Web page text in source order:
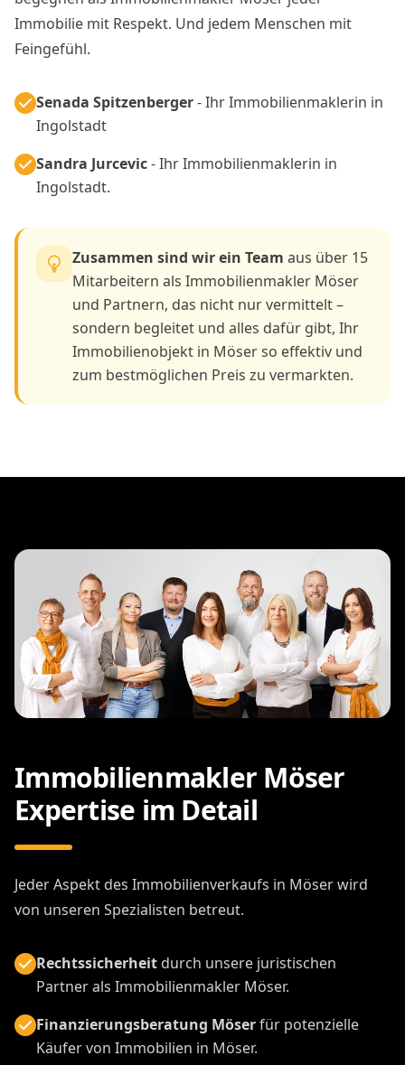
Immobilie mit Respekt. Und jedem Menschen mit
Feingefühl.
Senada Spitzenberger- Ihr Immobilienmaklerin in
Ingolstadt
Sandra Jurcevic- Ihr Immobilienmaklerin in
Ingolstadt.
Zusammen sind wir ein Team aus über 15
Mitarbeitern als Immobilienmakler Möser
und Partnern, das nicht nur vermittelt –
sondern begleitet und alles dafür gibt, Ihr
Immobilienobjekt in Möser so effektiv und
zum bestmöglichen Preis zu vermarkten.
Immobilienmakler Möser
Expertise im Detail
Jeder Aspekt des Immobilienverkaufs in Möser wird
von unseren Spezialisten betreut.
Rechtssicherheitdurch unsere juristischen
Partner als Immobilienmakler Möser.
Finanzierungsberatung Möserfür potenzielle
Käufer von Immobilien in Möser.